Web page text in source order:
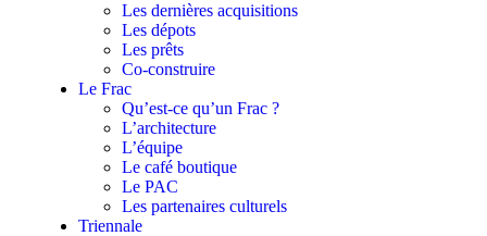
Les dernières acquisitions
Les dépots
Les prêts
Co-construire
Le Frac
Qu’est-ce qu’un Frac ?
L’architecture
L’équipe
Le café boutique
Le PAC
Les partenaires culturels
Triennale